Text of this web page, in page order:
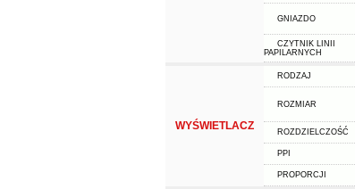
GNIAZDO
CZYTNIK LINII
PAPILARNYCH
WYŚWIETLACZ
RODZAJ
ROZMIAR
ROZDZIELCZOŚĆ
PPI
PROPORCJI